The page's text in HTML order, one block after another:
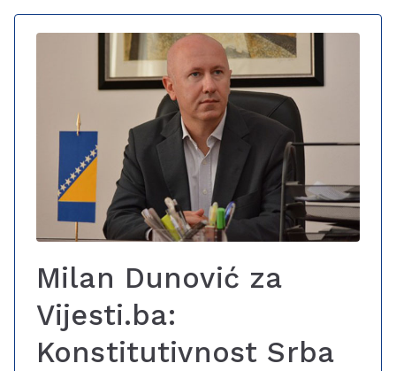
Milan Dunović za
Vijesti.ba:
Konstitutivnost Srba